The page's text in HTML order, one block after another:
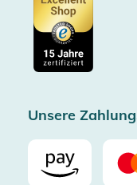
Cookie-Einstellungen
Showroom Düsseldorf
Impressum
Käuferschutz
Gratis Versand
Kostenlose
Unsere